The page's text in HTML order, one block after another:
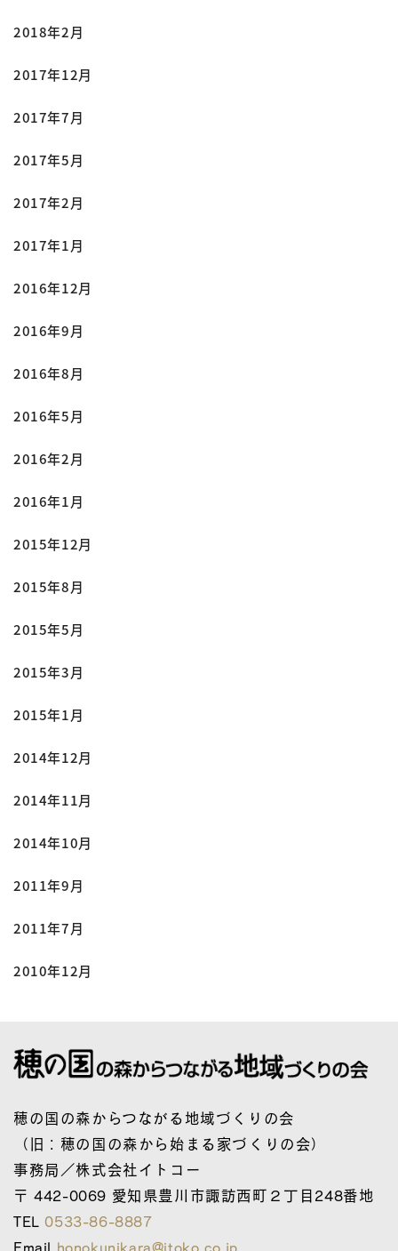
2018年2月
2017年12月
2017年7月
2017年5月
2017年2月
2017年1月
2016年12月
2016年9月
2016年8月
2016年5月
2016年2月
2016年1月
2015年12月
2015年8月
2015年5月
2015年3月
2015年1月
2014年12月
2014年11月
2014年10月
2011年9月
2011年7月
2010年12月
穂の国の森からつながる地域づくりの会
（旧：穂の国の森から始まる家づくりの会）
事務局／株式会社イトコー
〒 442-0069 愛知県豊川市諏訪西町２丁目248番地
TEL0533-86-8887
Email honokunikara@itoko.co.jp